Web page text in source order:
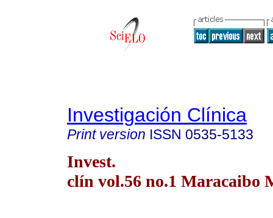
Investigación Clínica
Print version ISSN 0535-5133
Invest.
clín vol.56 no.1 Maracaibo